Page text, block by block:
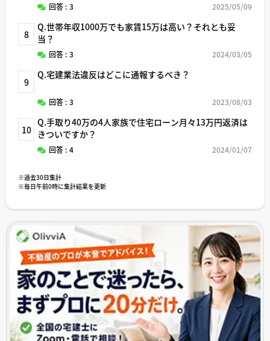
回答 : 3 2025/05/09
8
Q.世帯年収1000万でも家賃15万は高い？それとも妥
当？
回答 : 3 2024/03/05
9
Q.宅建業法違反はどこに通報するべき？
回答 : 3 2023/08/03
10
Q.手取り40万の4人家族で住宅ローン月々13万円返済は
きついですか？
回答 : 4 2024/01/07
※過去30日集計
※毎日午前0時に集計結果を更新